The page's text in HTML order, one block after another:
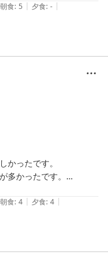
しめるのは格別。まぁ、お
んで移動しながら佇んでお
席を確保。月山を眺めなが
の部屋に泊まれるプランが
ンの安価なテイクアウトメ
。
、時間限定で良いので。
朝食: 5 | 夕食: - |
かったです。
多かったです。
渡り廊下が日が出ると暑く
ます。
外側に浴槽内側に洗い場の
ちが発生していました。
感じると言えば良いけど、
朝食: 4 | 夕食: 4 |